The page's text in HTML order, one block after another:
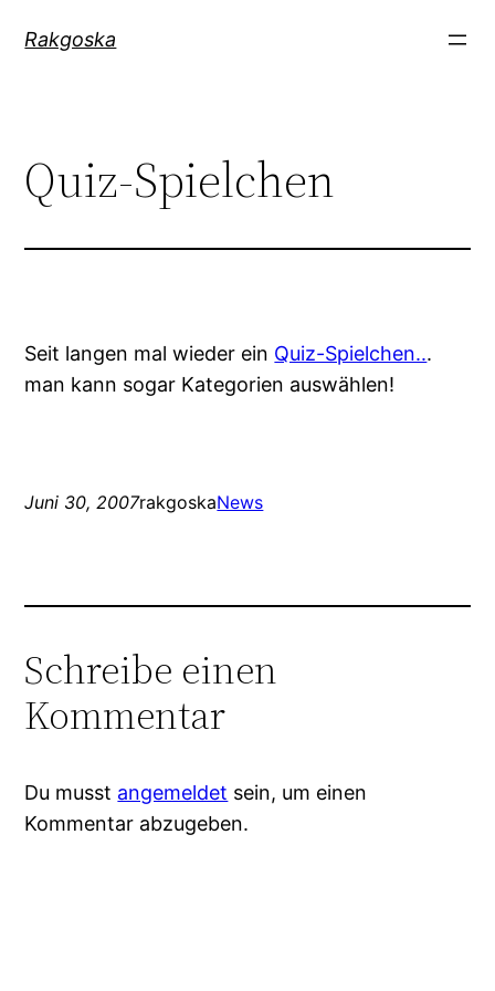
InhaltRakgoska
Quiz-Spielchen
Seit langen mal wieder ein Quiz-Spielchen...
man kann sogar Kategorien auswählen!
Juni 30, 2007rakgoskaNews
Schreibe einen
Kommentar
Du musst angemeldet sein, um einen
Kommentar abzugeben.